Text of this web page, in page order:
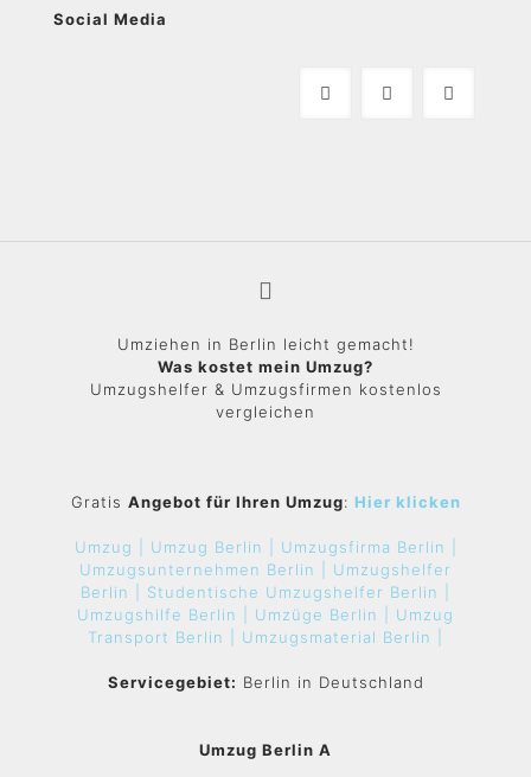
Social Media
Umziehen in Berlin leicht gemacht!
Was kostet mein Umzug?
Umzugshelfer & Umzugsfirmen kostenlos
vergleichen
Gratis Angebot für Ihren Umzug: Hier klicken
Umzug | Umzug Berlin |
Umzugsfirma Berlin |
Umzugsunternehmen Berlin | Umzugshelfer
Berlin | Studentische Umzugshelfer Berlin |
Umzugshilfe Berlin | Umzüge Berlin | Umzug
Transport Berlin | Umzugsmaterial Berlin |
Servicegebiet: Berlin in Deutschland
Umzug Berlin A